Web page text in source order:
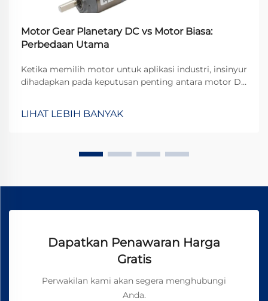
Motor Gear Planetary DC vs Motor Biasa:
Perbedaan Utama
Ketika memilih motor untuk aplikasi industri, insinyur
dihadapkan pada keputusan penting antara motor DC
menggabungkan keunggulan dari...
LIHAT LEBIH BANYAK
Dapatkan Penawaran Harga
Gratis
Perwakilan kami akan segera menghubungi
Anda.